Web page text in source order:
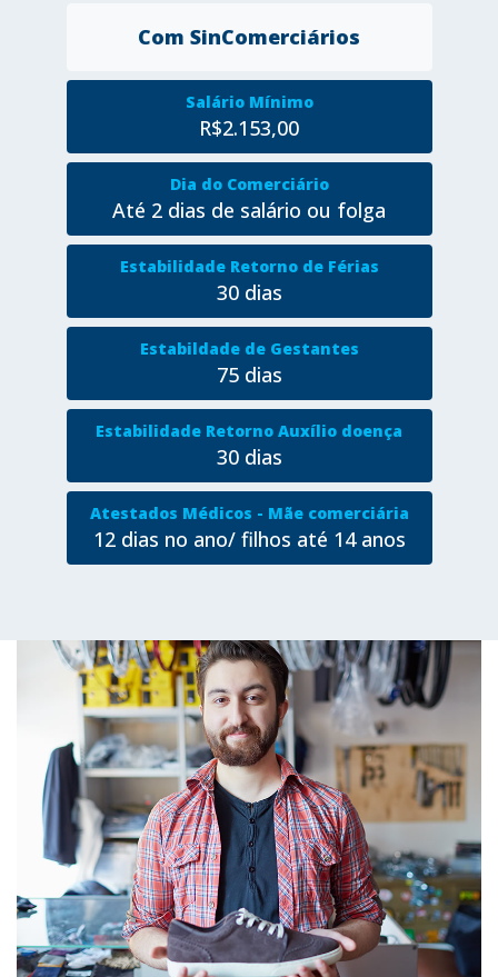
Com SinComerciários
Salário Mínimo
R$2.153,00
Dia do Comerciário
Até 2 dias de salário ou folga
Estabilidade Retorno de Férias
30 dias
Estabildade de Gestantes
75 dias
Estabilidade Retorno Auxílio doença
30 dias
Atestados Médicos - Mãe comerciária
12 dias no ano/ filhos até 14 anos